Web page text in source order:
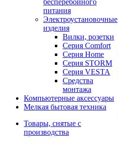
бесперебойного
питания
Электроустановочные
изделия
Вилки, розетки
Серия Comfort
Серия Home
Серия STORM
Серия VESTA
Средства
монтажа
Компьютерные аксессуары
Мелкая бытовая техника
Товары, снятые с
производства